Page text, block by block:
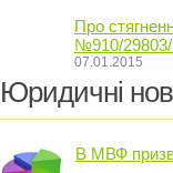
Про
№910/29803/
07.01.2015
Юридичні
В МВФ